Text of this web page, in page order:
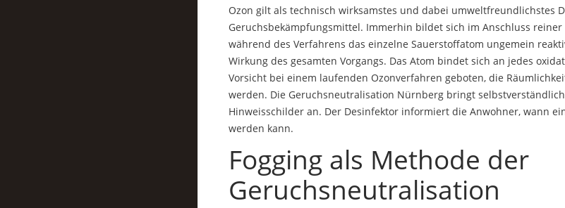
Ozon gilt als technisch wirksamstes und dabei umweltfreundlichstes
Geruchsbekämpfungsmittel. Immerhin bildet sich im Anschluss
während des Verfahrens das einzelne Sauerstoffatom ungemein
Wirkung des gesamten Vorgangs. Das Atom bindet sich an jedes
Vorsicht bei einem laufenden Ozonverfahren geboten, die
werden. Die Geruchsneutralisation Nürnberg bringt
Hinweisschilder an. Der Desinfektor informiert die Anwohner, wann
werden kann.
Fogging als Methode der
Geruchsneutralisation